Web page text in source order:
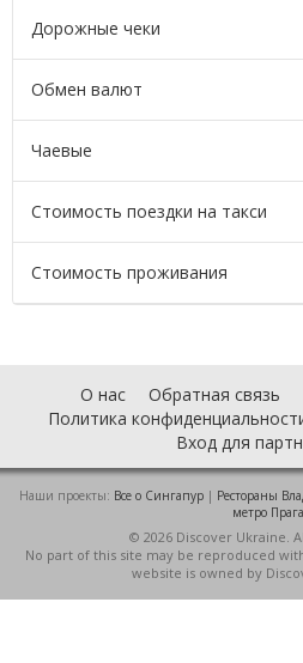
Дорожные чеки
Обмен валют
Чаевые
Стоимость поездки на такси
Стоимость проживания
О нас Обратная связь
Политика
Вход для
Наши проекты: Все о Cингапур| Рестораны
метро Прага
© 2026 Discover Ukraine.
No part of this site may be reproduced
website is owned by